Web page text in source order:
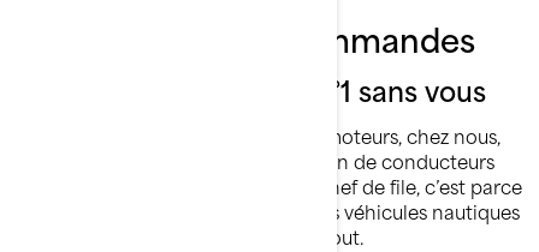
L’innovation aux commandes
Sea-Doo ne serait pas n°1 sans vous
De l’ergonomie à la puissance des moteurs, chez nous,
l’innovation passe par la contribution de conducteurs
comme vous. Si nous sommes un chef de file, c’est parce
que l’expérience de conduite de nos véhicules nautiques
Sea-Doo nous passionne plus que tout.